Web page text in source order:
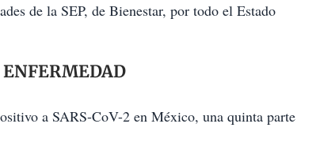
de la SEP, de Bienestar, por todo el Estado
a SARS-CoV-2 en México, una quinta parte